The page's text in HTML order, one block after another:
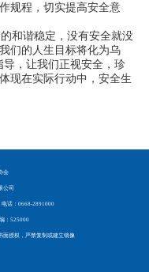
规程，切实提高安全意
和谐稳定，没有安全就没
们的人生目标将化为乌
，让我们正视安全，珍
现在实际行动中，安全生
会
公司
电话：0668-2891000
：525000
授权，严禁复制或建立镜像